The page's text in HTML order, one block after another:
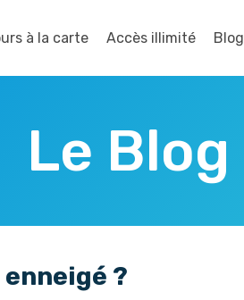
à la carte Accès illimité Blog
Le Blog
?